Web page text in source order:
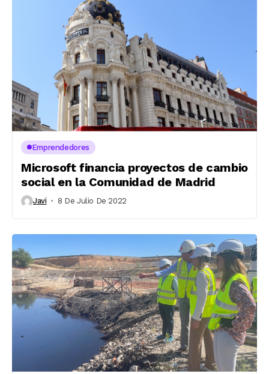
Emprendedores
Microsoft financia proyectos de cambio
social en la Comunidad de Madrid
Javi 8 De Julio De 2022